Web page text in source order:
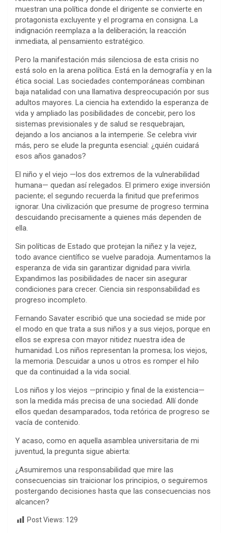
muestran una política donde el dirigente se convierte en
protagonista excluyente y el programa en consigna. La
indignación reemplaza a la deliberación; la reacción
inmediata, al pensamiento estratégico.
Pero la manifestación más silenciosa de esta crisis no
está solo en la arena política. Está en la demografía y en la
ética social. Las sociedades contemporáneas combinan
baja natalidad con una llamativa despreocupación por sus
adultos mayores. La ciencia ha extendido la esperanza de
vida y ampliado las posibilidades de concebir, pero los
sistemas previsionales y de salud se resquebrajan,
dejando a los ancianos a la intemperie. Se celebra vivir
más, pero se elude la pregunta esencial: ¿quién cuidará
esos años ganados?
El niño y el viejo —los dos extremos de la vulnerabilidad
humana— quedan así relegados. El primero exige inversión
paciente; el segundo recuerda la finitud que preferimos
ignorar. Una civilización que presume de progreso termina
descuidando precisamente a quienes más dependen de
ella.
Sin políticas de Estado que protejan la niñez y la vejez,
todo avance científico se vuelve paradoja. Aumentamos la
esperanza de vida sin garantizar dignidad para vivirla.
Expandimos las posibilidades de nacer sin asegurar
condiciones para crecer. Ciencia sin responsabilidad es
progreso incompleto.
Fernando Savater escribió que una sociedad se mide por
el modo en que trata a sus niños y a sus viejos, porque en
ellos se expresa con mayor nitidez nuestra idea de
humanidad. Los niños representan la promesa; los viejos,
la memoria. Descuidar a unos u otros es romper el hilo
que da continuidad a la vida social.
Los niños y los viejos —principio y final de la existencia—
son la medida más precisa de una sociedad. Allí donde
ellos quedan desamparados, toda retórica de progreso se
vacía de contenido.
Y acaso, como en aquella asamblea universitaria de mi
juventud, la pregunta sigue abierta:
¿Asumiremos una responsabilidad que mire las
consecuencias sin traicionar los principios, o seguiremos
postergando decisiones hasta que las consecuencias nos
alcancen?
Post Views: 129